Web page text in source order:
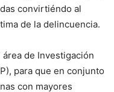
convirtiéndo al
de la delincuencia.
de Investigación
para que en conjunto
con mayores